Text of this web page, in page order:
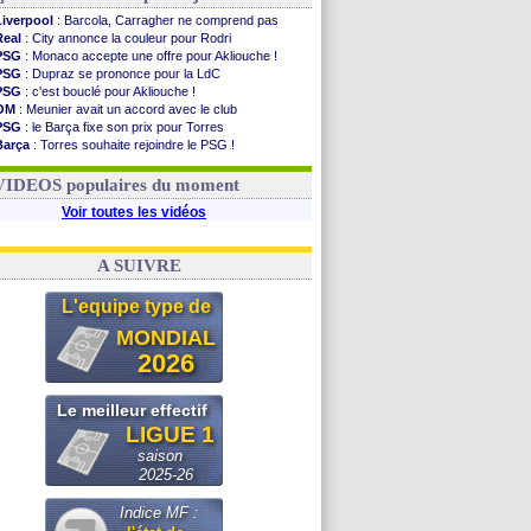
: Barcola, Carragher ne comprend pas
: City annonce la couleur pour Rodri
: Monaco accepte une offre pour Akliouche !
: Dupraz se prononce pour la LdC
: c'est bouclé pour Akliouche !
: Meunier avait un accord avec le club
: le Barça fixe son prix pour Torres
: Torres souhaite rejoindre le PSG !
: quand Medina recadre... sa mère
populaires du moment
Voir toutes les vidéos
A SUIVRE
L'equipe type de
MONDIAL
2026
Le meilleur effectif
LIGUE 1
saison
2025-26
Indice MF :